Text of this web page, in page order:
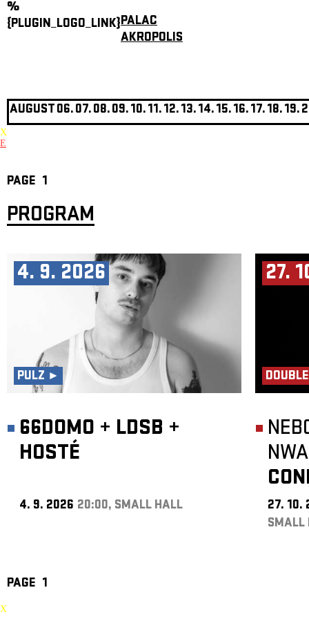
%
{PLUGIN_LOGO_LINK}PALAC
AKROPOLIS
AUGUST06.07.08.09.10.11.12.13.14.15.16.17.18.19.
X
E
PAGE 1
PROGRAM
4. 9. 2026
PULZ ►
66DOMO + LDSB +
HOSTÉ
4. 9. 2026 20:00, SMALL HALL
27.
27. 10.
SMALL
PAGE 1
X